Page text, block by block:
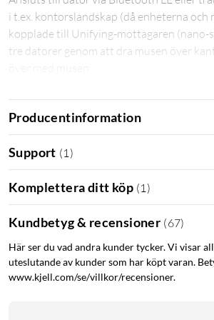
i t.ex. kontorslandskap (då enheterna
kopplade till Unifying-mottagaren (nano-
tre datorer genom att dra musen över
Kompatibelt med Windows 7, 8 och 10
till 3 år. Tangentbordet drivs med 2x
tangentuppsättning. Mått tangentbord:
Producentinformation
Support (1 )
Komplettera ditt köp (1 )
Kundbetyg & recensioner (67)
Här ser du vad andra kunder tycker. Vi visar
uteslutande av kunder som har köpt varan.
www.kjell.com/se/villkor/recensioner.